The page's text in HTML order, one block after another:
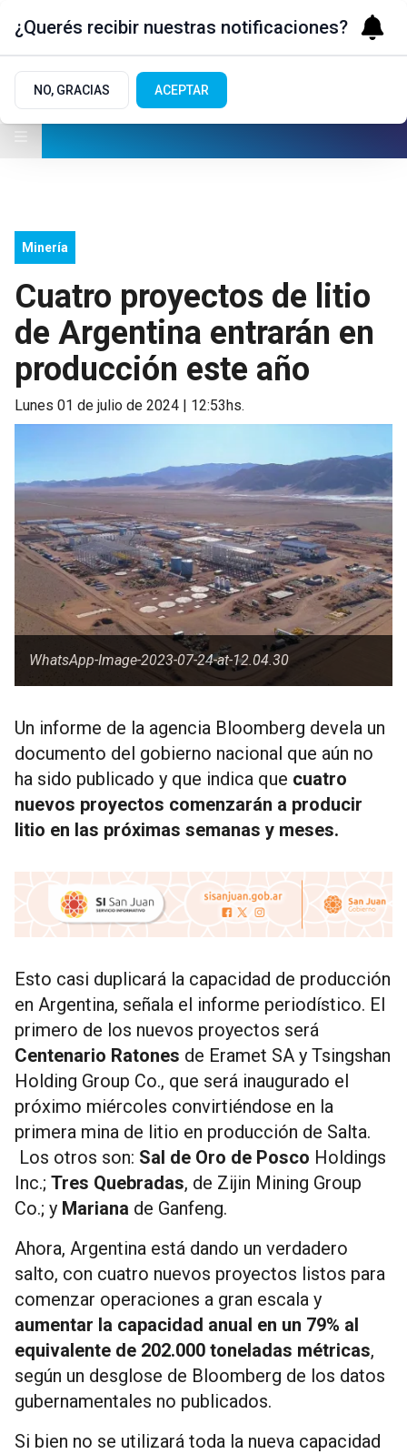
Minería
Cuatro proyectos de litio
de Argentina entrarán en
producción este año
lunes 01 de julio de 2024 | 12:53hs.
WhatsApp-Image-2023-07-24-at-12.04.30
Un informe de la agencia Bloomberg devela un
documento del gobierno nacional que aún no
ha sido publicado y que indica que cuatro
nuevos proyectos comenzarán a producir
litio en las próximas semanas y meses.
Esto casi duplicará la capacidad de producción
en Argentina, señala el informe periodístico. El
primero de los nuevos proyectos será
Centenario Ratones de Eramet SA y Tsingshan
Holding Group Co., que será inaugurado el
próximo miércoles convirtiéndose en la
primera mina de litio en producción de Salta.
Los otros son: Sal de Oro de Posco Holdings
Inc.; Tres Quebradas, de Zijin Mining Group
Co.; y Mariana de Ganfeng.
Ahora, Argentina está dando un verdadero
salto, con cuatro nuevos proyectos listos para
comenzar operaciones a gran escala y
aumentar la capacidad anual en un 79% al
equivalente de 202.000 toneladas métricas,
según un desglose de Bloomberg de los datos
gubernamentales no publicados.
Si bien no se utilizará toda la nueva capacidad
¿Querés recibir nuestras notificaciones?
NO, GRACIAS ACEPTAR